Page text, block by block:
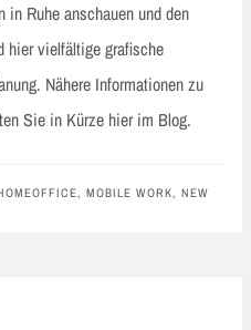
Ruhe anschauen und den
hier vielfältige grafische
Nähere Informationen zu
Sie in Kürze hier im Blog.
, MOBILE WORK, NEW